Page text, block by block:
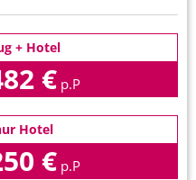
+ Hotel
€ p.P
Hotel
€ p.P